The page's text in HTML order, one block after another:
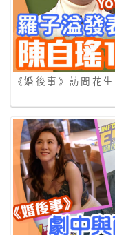
《婚後事》訪問花